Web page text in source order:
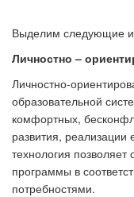
Выделим следующие
Личностно –
Личностно-
образовательной
комфортных,
развития,
технология
программы в
потребностями.